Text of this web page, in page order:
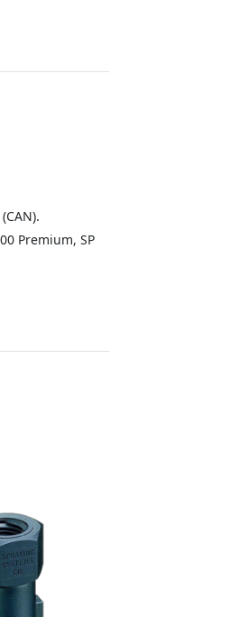
Premium, SP